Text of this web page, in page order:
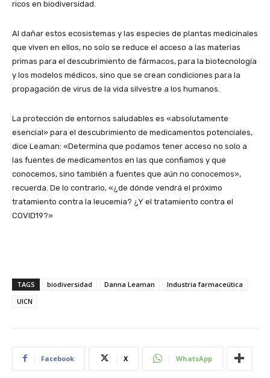
ricos en biodiversidad.
Al dañar estos ecosistemas y las especies de plantas medicinales
que viven en ellos, no solo se reduce el acceso a las materias
primas para el descubrimiento de fármacos, para la biotecnología
y los modelos médicos, sino que se crean condiciones para la
propagación de virus de la vida silvestre a los humanos.
La protección de entornos saludables es «absolutamente
esencial» para el descubrimiento de medicamentos potenciales,
dice Leaman: «Determina que podamos tener acceso no solo a
las fuentes de medicamentos en las que confiamos y que
conocemos, sino también a fuentes que aún no conocemos»,
recuerda. De lo contrario, «¿de dónde vendrá el próximo
tratamiento contra la leucemia? ¿Y el tratamiento contra el
COVID19?»
TAGS biodiversidad Danna Leaman
Industria farmaceútica
UICN
Facebook X WhatsApp